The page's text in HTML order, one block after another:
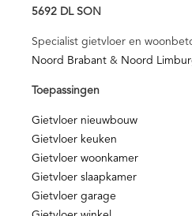
5692 DL SON
Specialist gietvloer en
Noord Brabant & Noord
Toepassingen
Gietvloer nieuwbouw
Gietvloer keuken
Gietvloer woonkamer
Gietvloer slaapkamer
Gietvloer garage